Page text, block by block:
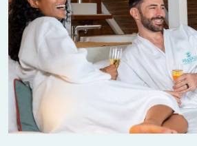
ensemble la richesse des fonds
Partez explorer les environs à
croisière vers l’Île aux Aigrettes,
marché de Mahébourg ou encore
bateau à fond de verre pour
multicolores… autant d’activités
vivre ensemble. Au Preskil
escapades en familleprennent
une toute autre dimension :